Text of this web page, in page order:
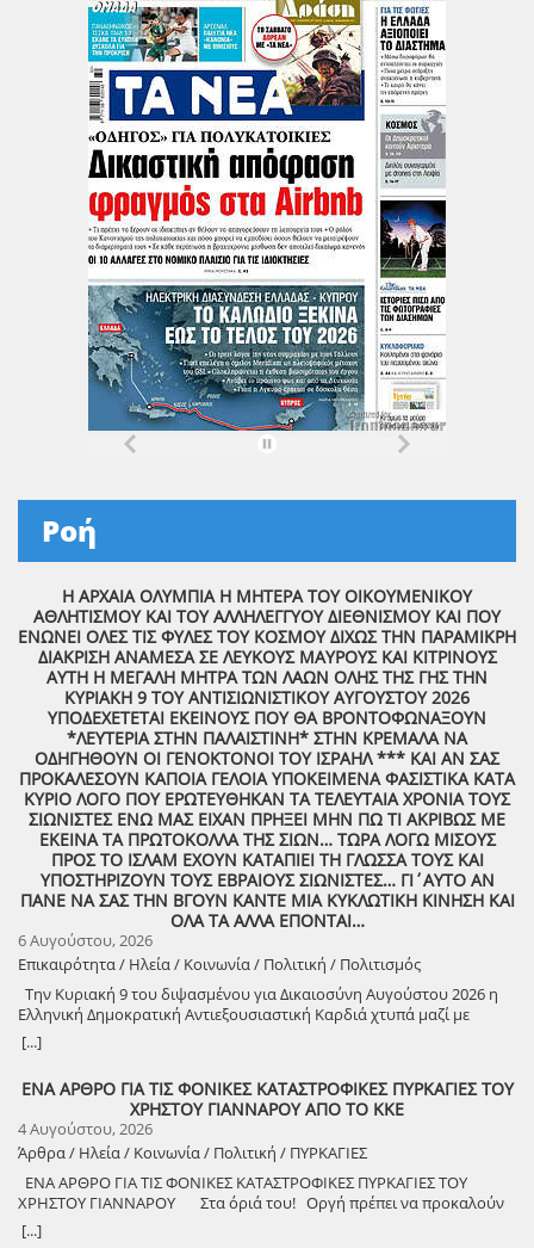
Ροή
Η ΑΡΧΑΙΑ ΟΛΥΜΠΙΑ Η ΜΗΤΕΡΑ ΤΟΥ ΟΙΚΟΥΜΕΝΙΚΟΥ
ΑΘΛΗΤΙΣΜΟΥ ΚΑΙ ΤΟΥ ΑΛΛΗΛΕΓΓΥΟΥ ΔΙΕΘΝΙΣΜΟΥ ΚΑΙ ΠΟΥ
ΕΝΩΝΕΙ ΟΛΕΣ ΤΙΣ ΦΥΛΕΣ ΤΟΥ ΚΟΣΜΟΥ ΔΙΧΩΣ ΤΗΝ ΠΑΡΑΜΙΚΡΗ
ΔΙΑΚΡΙΣΗ ΑΝΑΜΕΣΑ ΣΕ ΛΕΥΚΟΥΣ ΜΑΥΡΟΥΣ ΚΑΙ ΚΙΤΡΙΝΟΥΣ
ΑΥΤΗ Η ΜΕΓΑΛΗ ΜΗΤΡΑ ΤΩΝ ΛΑΩΝ ΟΛΗΣ ΤΗΣ ΓΗΣ ΤΗΝ
ΚΥΡΙΑΚΗ 9 ΤΟΥ ΑΝΤΙΣΙΩΝΙΣΤΙΚΟΥ ΑΥΓΟΥΣΤΟΥ 2026
ΥΠΟΔΕΧΕΤΕΤΑΙ ΕΚΕΙΝΟΥΣ ΠΟΥ ΘΑ ΒΡΟΝΤΟΦΩΝΑΞΟΥΝ
*ΛΕΥΤΕΡΙΑ ΣΤΗΝ ΠΑΛΑΙΣΤΙΝΗ* ΣΤΗΝ ΚΡΕΜΑΛΑ ΝΑ
ΟΔΗΓΗΘΟΥΝ ΟΙ ΓΕΝΟΚΤΟΝΟΙ ΤΟΥ ΙΣΡΑΗΛ *** ΚΑΙ ΑΝ ΣΑΣ
ΠΡΟΚΑΛΕΣΟΥΝ ΚΑΠΟΙΑ ΓΕΛΟΙΑ ΥΠΟΚΕΙΜΕΝΑ ΦΑΣΙΣΤΙΚΑ ΚΑΤΑ
ΚΥΡΙΟ ΛΟΓΟ ΠΟΥ ΕΡΩΤΕΥΘΗΚΑΝ ΤΑ ΤΕΛΕΥΤΑΙΑ ΧΡΟΝΙΑ ΤΟΥΣ
ΣΙΩΝΙΣΤΕΣ ΕΝΩ ΜΑΣ ΕΙΧΑΝ ΠΡΗΞΕΙ ΜΗΝ ΠΩ ΤΙ ΑΚΡΙΒΩΣ ΜΕ
ΕΚΕΙΝΑ ΤΑ ΠΡΩΤΟΚΟΛΛΑ ΤΗΣ ΣΙΩΝ… ΤΩΡΑ ΛΟΓΩ ΜΙΣΟΥΣ
ΠΡΟΣ ΤΟ ΙΣΛΑΜ ΕΧΟΥΝ ΚΑΤΑΠΙΕΙ ΤΗ ΓΛΩΣΣΑ ΤΟΥΣ ΚΑΙ
ΥΠΟΣΤΗΡΙΖΟΥΝ ΤΟΥΣ ΕΒΡΑΙΟΥΣ ΣΙΩΝΙΣΤΕΣ… ΓΙ΄ΑΥΤΟ ΑΝ
ΠΑΝΕ ΝΑ ΣΑΣ ΤΗΝ ΒΓΟΥΝ ΚΑΝΤΕ ΜΙΑ ΚΥΚΛΩΤΙΚΗ ΚΙΝΗΣΗ ΚΑΙ
ΟΛΑ ΤΑ ΑΛΛΑ ΕΠΟΝΤΑΙ…
6 Αυγούστου, 2026
Επικαιρότητα / Ηλεία / Κοινωνία / Πολιτική / Πολιτισμός
Την Κυριακή 9 του διψασμένου για Δικαιοσύνη Αυγούστου 2026 η
Ελληνική Δημοκρατική Αντιεξουσιαστική Καρδιά χτυπά μαζί με
ΟΛΟΥΣ τους Συναγωνιστές για την Παλαιστίνη μέρα Μνήμης και
Αγώνα!
[...]
ΕΝΑ ΑΡΘΡΟ ΓΙΑ ΤΙΣ ΦΟΝΙΚΕΣ ΚΑΤΑΣΤΡΟΦΙΚΕΣ ΠΥΡΚΑΓΙΕΣ ΤΟΥ
ΧΡΗΣΤΟΥ ΓΙΑΝΝΑΡΟΥ ΑΠΟ ΤΟ ΚΚΕ
4 Αυγούστου, 2026
Άρθρα / Ηλεία / Κοινωνία / Πολιτική / ΠΥΡΚΑΓΙΕΣ
ΕΝΑ ΑΡΘΡΟ ΓΙΑ ΤΙΣ ΦΟΝΙΚΕΣ ΚΑΤΑΣΤΡΟΦΙΚΕΣ ΠΥΡΚΑΓΙΕΣ ΤΟΥ
ΧΡΗΣΤΟΥ ΓΙΑΝΝΑΡΟΥ Στα όριά του! Οργή πρέπει να προκαλούν
τα αναμασήματα του πρωθυπουργού και κυβερνητικών στελεχών,
που παίζουν την κασέτα της «κλιματικής αλλαγής» και της ατομικής
[...]